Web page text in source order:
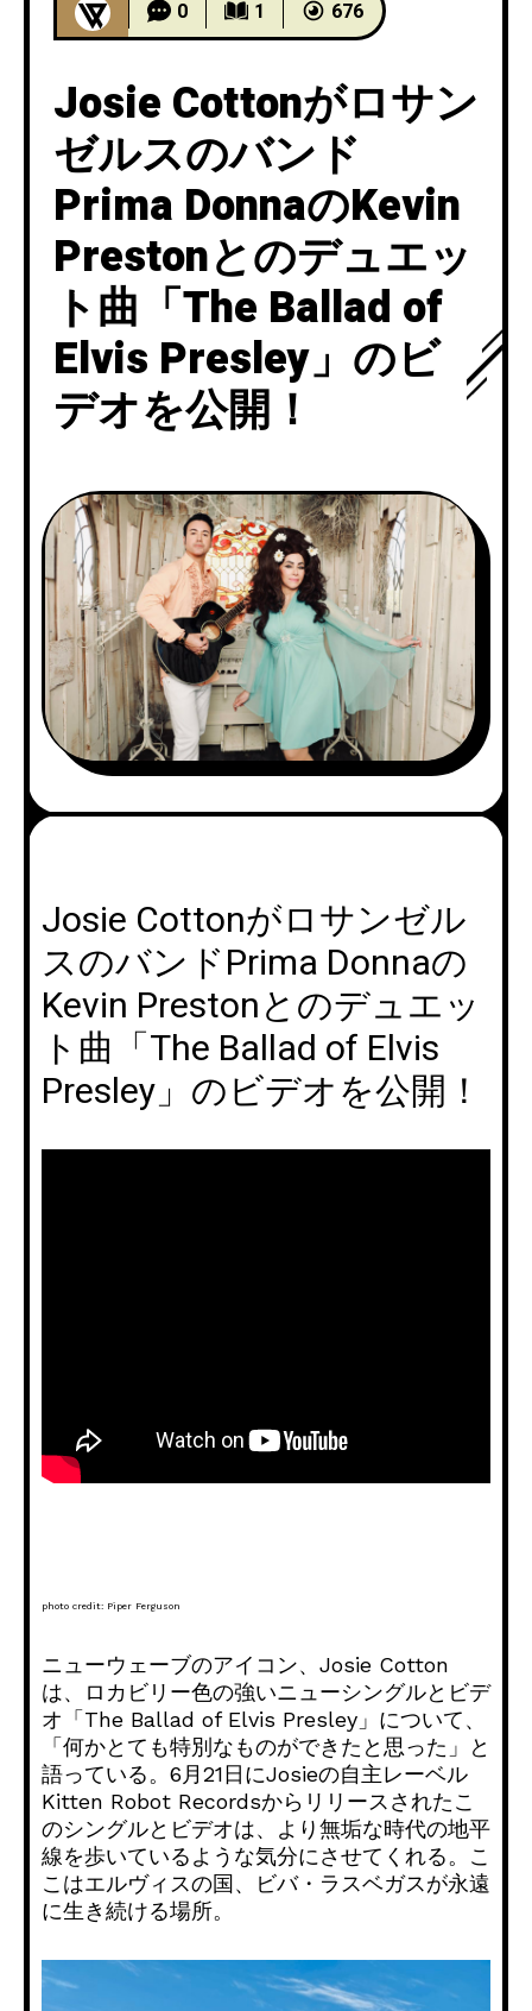
0 1 676
Josie Cottonがロサン
ゼルスのバンド
Prima DonnaのKevin
Prestonとのデュエッ
ト曲「The Ballad of
Elvis Presley」のビ
デオを公開！
Josie Cottonがロサンゼル
スのバンドPrima Donnaの
Kevin Prestonとのデュエッ
ト曲「The Ballad of Elvis
Presley」のビデオを公開！
photo credit: Piper Ferguson
ニューウェーブのアイコン、Josie Cotton
は、ロカビリー色の強いニューシングルとビデ
オ「The Ballad of Elvis Presley」について、
「何かとても特別なものができたと思った」と
語っている。6月21日にJosieの自主レーベル
Kitten Robot Recordsからリリースされたこ
のシングルとビデオは、より無垢な時代の地平
線を歩いているような気分にさせてくれる。こ
こはエルヴィスの国、ビバ・ラスベガスが永遠
に生き続ける場所。